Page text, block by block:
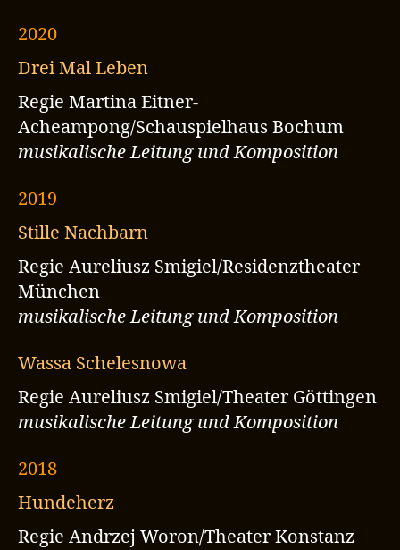
2020
Drei Mal Leben
Regie Martina Eitner-
Acheampong/Schauspielhaus Bochum
musikalische Leitung und Komposition
2019
Stille Nachbarn
Regie Aureliusz Smigiel/Residenztheater
München
musikalische Leitung und Komposition
Wassa Schelesnowa
Regie Aureliusz Smigiel/Theater Göttingen
musikalische Leitung und Komposition
2018
Hundeherz
Regie Andrzej Woron/Theater Konstanz